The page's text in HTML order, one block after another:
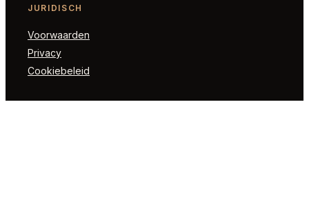
JURIDISCH
Voorwaarden
Privacy
Cookiebeleid